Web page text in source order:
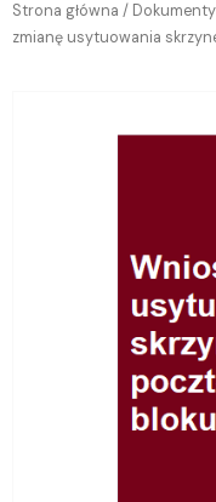
Strona główna / Dokumenty
zmianę usytuowania